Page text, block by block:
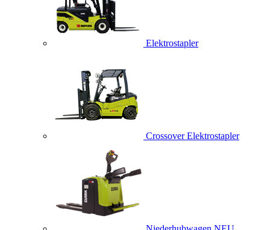
Elektrostapler
Crossover Elektrostapler